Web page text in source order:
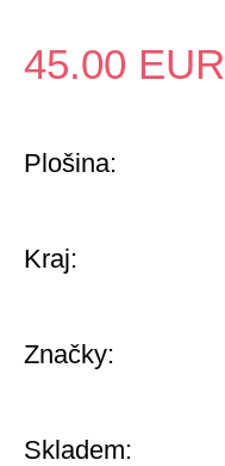
45.00 EUR
Plošina:
Kraj:
Značky:
Skladem: